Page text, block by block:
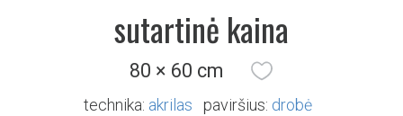
sutartinė kaina
80 × 60 cm
technika: akrilas paviršius: drobė